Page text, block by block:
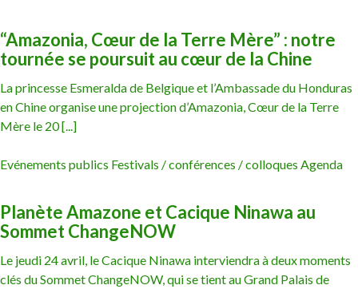
“Amazonia, Cœur de la Terre Mère” : notre
tournée se poursuit au cœur de la Chine
La princesse Esmeralda de Belgique et l’Ambassade du Honduras
en Chine organise une projection d’Amazonia, Cœur de la Terre
Mère le 20 [...]
Evénements publics Festivals / conférences / colloques Agenda
Planète Amazone et Cacique Ninawa au
Sommet ChangeNOW
Le jeudi 24 avril, le Cacique Ninawa interviendra à deux moments
clés du Sommet ChangeNOW, qui se tient au Grand Palais de